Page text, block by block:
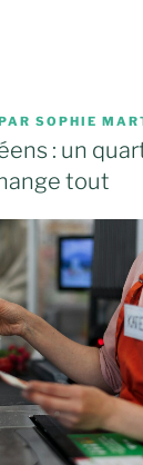
SOPHIE
: un
tout